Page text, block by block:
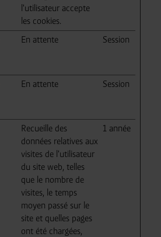
l'utilisateur accepte
les cookies.
En attente Session
En attente Session
Recueille des
données relatives aux
visites de l'utilisateur
du site web, telles
que le nombre de
visites, le temps
moyen passé sur le
site et quelles pages
ont été chargées,
1 année